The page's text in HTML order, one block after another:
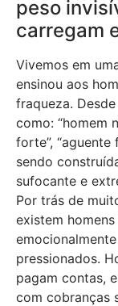
peso
carregam
Vivemos em
ensinou aos
fraqueza.
como: “homem
forte”, “aguente
sendo
sufocante e
Por trás de
existem
pressionados.
pagam contas,
com cobranças